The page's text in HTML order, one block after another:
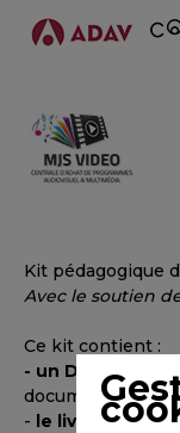
Kit pédagogique
Avec le soutien
Ce kit contient :
- un DVD
documentaire "2
- le livret